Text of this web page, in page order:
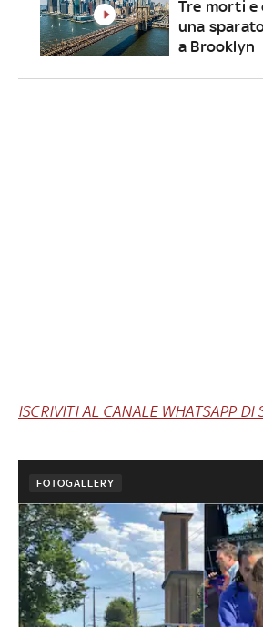
Tre morti
una
a Brooklyn
ISCRIVITI AL CANALE WHATSAPP DI
FOTOGALLERY